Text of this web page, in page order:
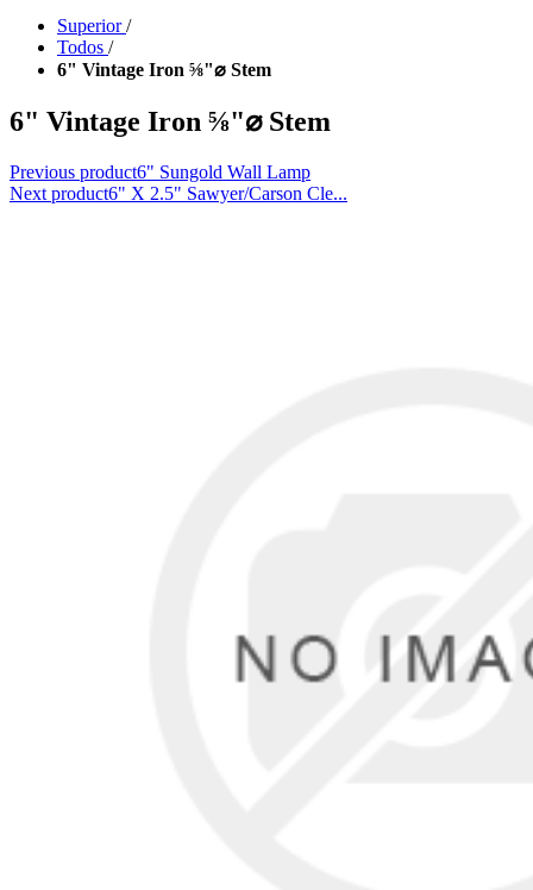
Superior /
Todos /
6" Vintage Iron ⅝"⌀ Stem
6" Vintage Iron ⅝"⌀ Stem
Previous product6" Sungold Wall Lamp
Next product6" X 2.5" Sawyer/Carson Cle...